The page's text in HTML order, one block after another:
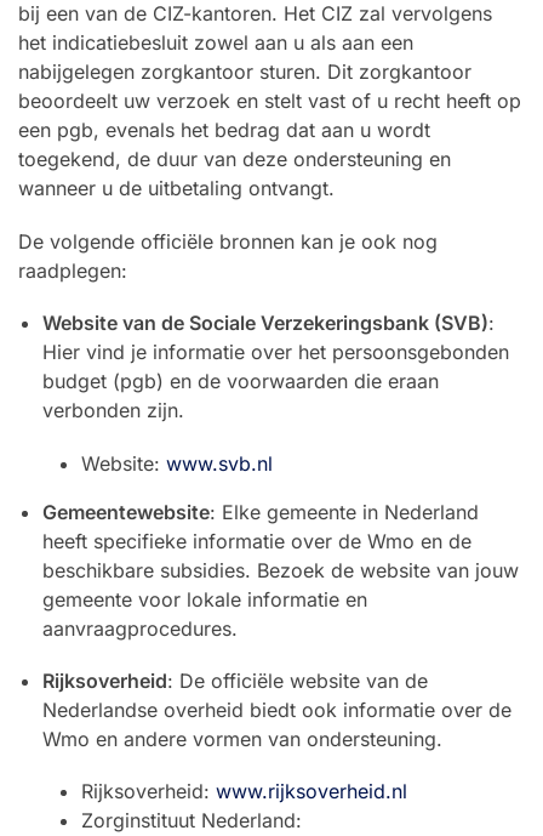
bij een van de CIZ-kantoren. Het CIZ zal vervolgens
het indicatiebesluit zowel aan u als aan een
nabijgelegen zorgkantoor sturen. Dit zorgkantoor
beoordeelt uw verzoek en stelt vast of u recht heeft op
een pgb, evenals het bedrag dat aan u wordt
toegekend, de duur van deze ondersteuning en
wanneer u de uitbetaling ontvangt.
De volgende officiële bronnen kan je ook nog
raadplegen:
Website van de Sociale Verzekeringsbank (SVB):
Hier vind je informatie over het persoonsgebonden
budget (pgb) en de voorwaarden die eraan
verbonden zijn.
Website: www.svb.nl
Gemeentewebsite: Elke gemeente in Nederland
heeft specifieke informatie over de Wmo en de
beschikbare subsidies. Bezoek de website van jouw
gemeente voor lokale informatie en
aanvraagprocedures.
Rijksoverheid: De officiële website van de
Nederlandse overheid biedt ook informatie over de
Wmo en andere vormen van ondersteuning.
Rijksoverheid: www.rijksoverheid.nl
Zorginstituut Nederland: